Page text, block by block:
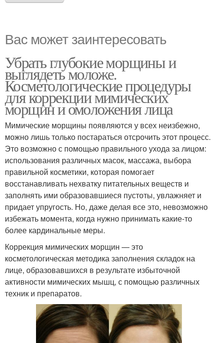
Вас может заинтересовать
Убрать глубокие морщины и
выглядеть моложе.
Косметологические процедуры
для коррекции мимических
морщин и омоложения лица
Мимические морщины появляются у всех неизбежно,
можно лишь только постараться отсрочить этот процесс.
Это возможно с помощью правильного ухода за лицом:
использования различных масок, массажа, выбора
правильной косметики, которая помогает
восстанавливать нехватку питательных веществ и
заполнять ими образовавшиеся пустоты, увлажняет и
придает упругость. Но, даже делая все это, невозможно
избежать момента, когда нужно принимать какие-то
более кардинальные меры.
Коррекция мимических морщин — это
косметологическая методика заполнения складок на
лице, образовавшихся в результате избыточной
активности мимических мышц, с помощью различных
техник и препаратов.